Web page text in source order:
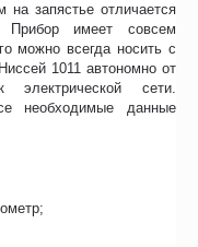
на запястье отличается
Прибор имеет совсем
можно всегда носить с
1011 автономно от
сети.
необходимые данные